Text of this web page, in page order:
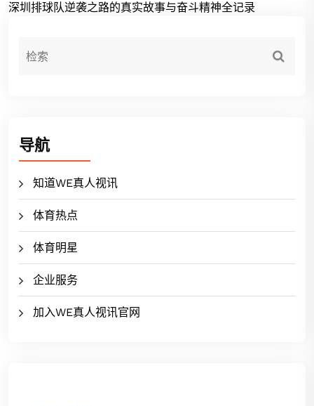
深圳排球队逆袭之路的真实故事与奋斗精神全记录
导航
知道WE真人视讯
体育热点
体育明星
企业服务
加入WE真人视讯官网